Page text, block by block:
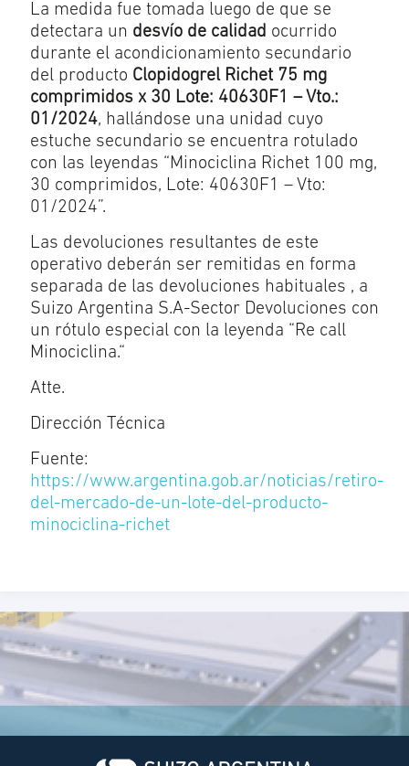
La medida fue tomada luego de que se
detectara un desvío de calidad ocurrido
durante el acondicionamiento secundario
del producto Clopidogrel Richet 75 mg
comprimidos x 30 Lote: 40630F1 – Vto.:
01/2024, hallándose una unidad cuyo
estuche secundario se encuentra rotulado
con las leyendas “Minociclina Richet 100 mg,
30 comprimidos, Lote: 40630F1 – Vto:
01/2024”.
Las devoluciones resultantes de este
operativo deberán ser remitidas en forma
separada de las devoluciones habituales , a
Suizo Argentina S.A-Sector Devoluciones con
un rótulo especial con la leyenda “Re call
Minociclina.“
Atte.
Dirección Técnica
Fuente:
https://www.argentina.gob.ar/noticias/retiro-
del-mercado-de-un-lote-del-producto-
minociclina-richet